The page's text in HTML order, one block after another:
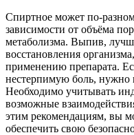
Спиртное может по-
зависимости от объёма
метаболизма. Выпив,
восстановления
применению препарата.
нестерпимую боль, нужно
Необходимо учитывать
возможные
этим рекомендациям, вы
обеспечить свою